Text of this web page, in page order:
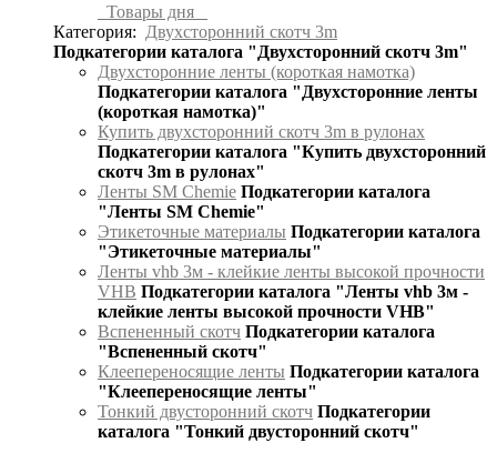
Товары дня
Категория:
Двухсторонний скотч 3m
Подкатегории каталога "Двухсторонний скотч 3m"
Двухсторонние ленты (короткая намотка)
Подкатегории каталога "Двухсторонние ленты
(короткая намотка)"
Купить двухсторонний скотч 3m в рулонах
Подкатегории каталога "Купить двухсторонний
скотч 3m в рулонах"
Ленты SM Chemie Подкатегории каталога
"Ленты SM Chemie"
Этикеточные материалы Подкатегории каталога
"Этикеточные материалы"
Ленты vhb 3м - клейкие ленты высокой прочности
VHB Подкатегории каталога "Ленты vhb 3м -
клейкие ленты высокой прочности VHB"
Вспененный скотч Подкатегории каталога
"Вспененный скотч"
Клеепереносящие ленты Подкатегории каталога
"Клеепереносящие ленты"
Тонкий двусторонний скотч Подкатегории
каталога "Тонкий двусторонний скотч"